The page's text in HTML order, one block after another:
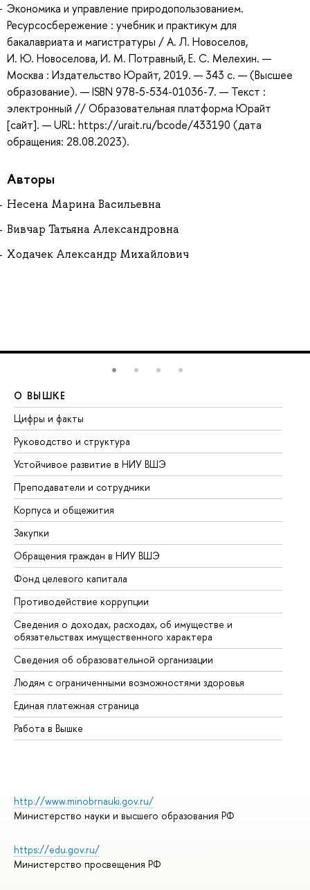
Экономика и управление природопользованием.
Ресурсосбережение : учебник и практикум для
бакалавриата и магистратуры / А. Л. Новоселов,
И. Ю. Новоселова, И. М. Потравный, Е. С. Мелехин. —
Москва : Издательство Юрайт, 2019. — 343 с. — (Высшее
образование). — ISBN 978-5-534-01036-7. — Текст :
электронный // Образовательная платформа Юрайт
[сайт]. — URL: https://urait.ru/bcode/433190 (дата
обращения: 28.08.2023).
Авторы
Несена Марина Васильевна
Вивчар Татьяна Александровна
Ходачек Александр Михайлович
О ВЫШКЕ
Цифры и факты
Руководство и структура
Устойчивое развитие в НИУ ВШЭ
Преподаватели и сотрудники
Корпуса и общежития
Закупки
Обращения граждан в НИУ ВШЭ
Фонд целевого капитала
Противодействие коррупции
Сведения о доходах, расходах, об имуществе и
обязательствах имущественного характера
Сведения об образовательной организации
Людям с ограниченными возможностями здоровья
Единая платежная страница
Работа в Вышке
http://www.minobrnauki.gov.ru/
Министерство науки и высшего образования РФ
https://edu.gov.ru/
Министерство просвещения РФ